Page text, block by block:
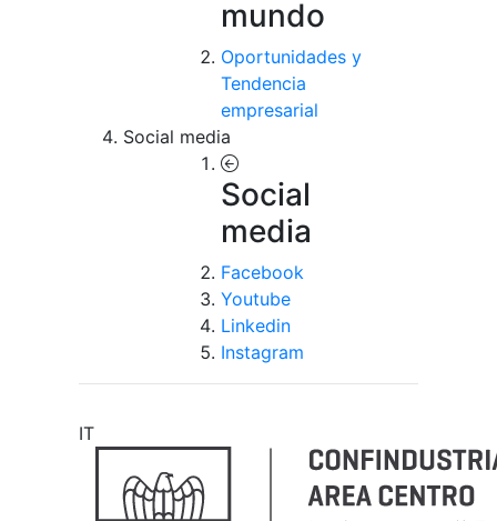
mundo
Oportunidades y
Tendencia
empresarial
Social media
Social
media
Facebook
Youtube
Linkedin
Instagram
IT